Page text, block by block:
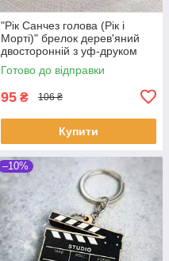
"Рік Санчез голова (Рік і
Морті)" брелок дерев'яний
двосторонній з уф-друком
Готово до відправки
95 ₴ 106 ₴
Купити
–10%